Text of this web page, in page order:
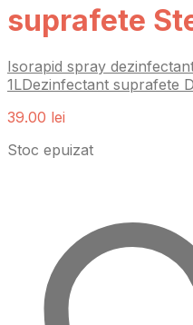
suprafete
Isorapid spray
1LDezinfectant suprafete
39.00 lei
Stoc epuizat